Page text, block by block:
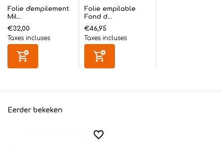
Folie d'empilement
Mil...
€32,00
Taxes incluses
Folie empilable
Fond d...
€46,95
Taxes incluses
Eerder bekeken